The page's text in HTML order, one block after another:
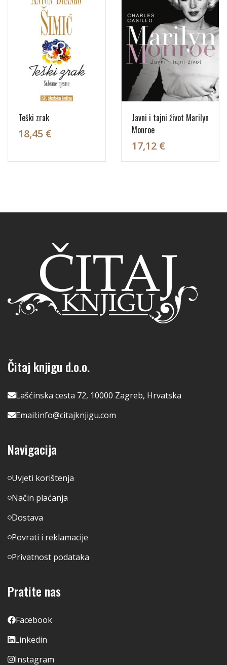
Teški zrak
18,45 €
Javni i tajni život Marilyn
Monroe
17,12 €
Čitaj knjigu d.o.o.
Lašćinska cesta 72, 10000 Zagreb, Hrvatska
Email:info@citajknjigu.com
Navigacija
Uvjeti korištenja
Način plaćanja
Dostava
Povrati i reklamacije
Privatnost podataka
Pratite nas
Facebook
Linkedin
Instagram